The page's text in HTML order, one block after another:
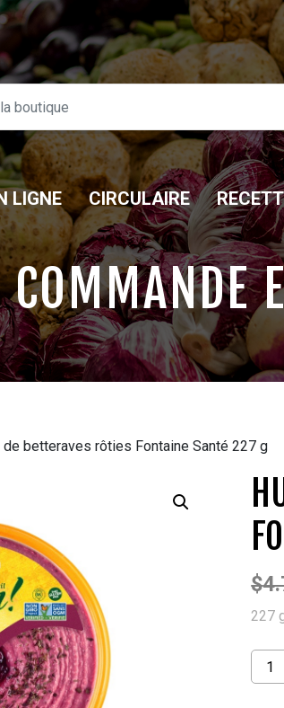
LIGNE CIRCULAIRE
COMMANDE
betteraves rôties Fontaine Santé 227 g
$
227
de